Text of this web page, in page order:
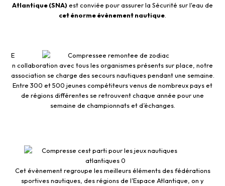
Atlantique (SNA) est conviée pour assurer la Sécurité sur l'eau de
cet énorme évènement nautique
E
n collaboration avec tous les organismes présents sur place, notre
association se charge des secours nautiques pendant une semaine.
Entre 300 et 500 jeunes compétiteurs venus de nombreux pays et
de régions différentes se retrouvent chaque année pour une
semaine de championnats et d’échanges.
Cet évènement regroupe les meilleurs éléments des fédérations
sportives nautiques, des régions de l’Espace Atlantique, on y